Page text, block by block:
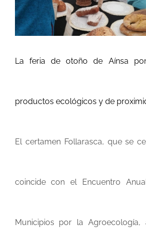
RECURSOS
CARRITO
La feria de otoño de Aínsa
productos ecológicos y de
El certamen Follarasca, que se
coincide con el Encuentro
Municipios por la